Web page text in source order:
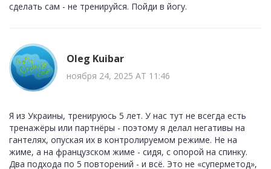
сделать сам - не тренируйся. Пойди в йогу.
Oleg Kuibar
ноября 24, 2025 AT 11:46
Я из Украины, тренируюсь 5 лет. У нас тут не всегда есть
тренажёры или партнёры - поэтому я делал негативы на
гантелях, опуская их в контролируемом режиме. Не на
жиме, а на французском жиме - сидя, с опорой на спинку.
Два подхода по 5 повторений - и всё. Это не «суперметод»,